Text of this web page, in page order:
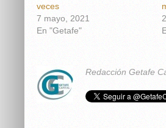
veces
7 mayo, 2021
En "Getafe"
Redacción Getafe